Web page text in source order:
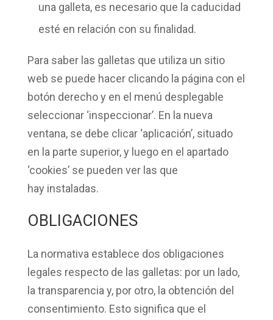
una galleta, es necesario que la caducidad
esté en relación con su finalidad.
Para saber las galletas que utiliza un sitio
web se puede hacer clicando la página con el
botón derecho y en el menú desplegable
seleccionar ‘inspeccionar’. En la nueva
ventana, se debe clicar ‘aplicación’, situado
en la parte superior, y luego en el apartado
‘cookies’ se pueden ver las que
hay instaladas.
OBLIGACIONES
La normativa establece dos obligaciones
legales respecto de las galletas: por un lado,
la transparencia y, por otro, la obtención del
consentimiento. Esto significa que el